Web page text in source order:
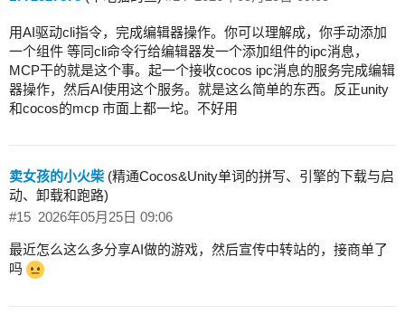
用AI驱动cli指令，完成编辑器操作。你可以理解成，你手动添加
一个组件 等同cli命令行给编辑器发一个添加组件的ipc消息，
MCP干的就是这个事。起一个接收cocos ipc消息的服务完成编辑
器操作，然后AI使用这个服务。就是这么简单的东西。反正unity
和cocos的mcp 市面上都一坨。不好用
卖女孩的小火柴 (精通Cocos&Unity单词的拼写、引擎的下载与启
动、卸载和跑路)
2026年05月25日 09:06
#15
最近怎么这么多分享AI做的游戏，然后宣传中转站的，接商单了
吗